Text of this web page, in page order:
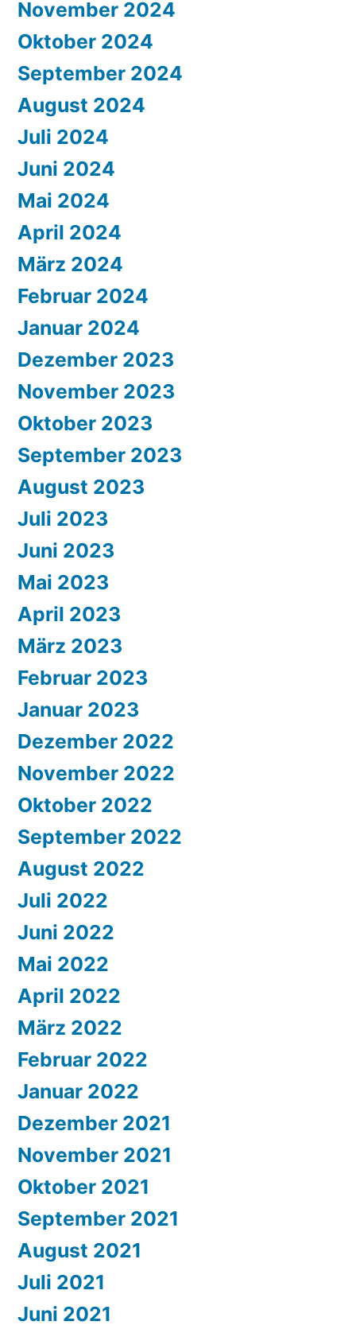
November 2024
Oktober 2024
September 2024
August 2024
Juli 2024
Juni 2024
Mai 2024
April 2024
März 2024
Februar 2024
Januar 2024
Dezember 2023
November 2023
Oktober 2023
September 2023
August 2023
Juli 2023
Juni 2023
Mai 2023
April 2023
März 2023
Februar 2023
Januar 2023
Dezember 2022
November 2022
Oktober 2022
September 2022
August 2022
Juli 2022
Juni 2022
Mai 2022
April 2022
März 2022
Februar 2022
Januar 2022
Dezember 2021
November 2021
Oktober 2021
September 2021
August 2021
Juli 2021
Juni 2021